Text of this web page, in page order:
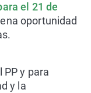
el 21 de
oportunidad
PP y para
y la